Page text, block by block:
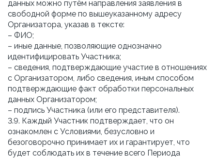
данных можно путём направления заявления в
свободной форме по вышеуказанному адресу
Организатора, указав в тексте:
– ФИО;
– иные данные, позволяющие однозначно
идентифицировать Участника;
– сведения, подтверждающие участие в отношениях
с Организатором, либо сведения, иным способом
подтверждающие факт обработки персональных
данных Организатором;
– подпись Участника (или его представителя).
3.9. Каждый Участник подтверждает, что он
ознакомлен с Условиями, безусловно и
безоговорочно принимает их и гарантирует, что
будет соблюдать их в течение всего Периода